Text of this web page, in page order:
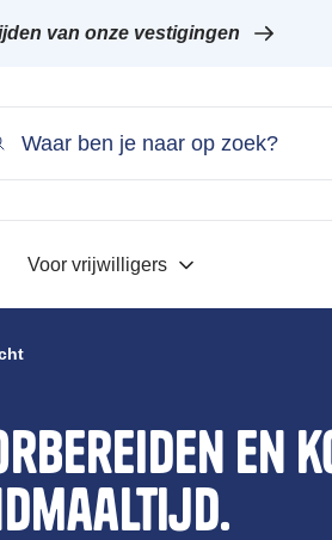
van onze vestigingen
Voor vrijwilligers
en